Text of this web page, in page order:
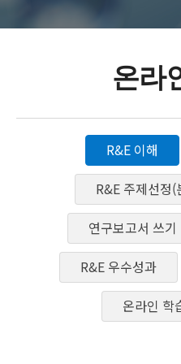
온라
R&E 이해
R&E 주제선정
연구보고서 쓰기
R&E 우수성과
온라인 학